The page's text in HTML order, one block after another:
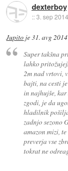
dexterboy
::3. sep
Jupito je31. avg
Super takšna
lahko
2m nad vrtovi,
bajti, na cesti
in najhujše, kar
zgodi, je da
hladilnik
zadnjo sezono
amazon mizi,
preverja vse
tokrat ne